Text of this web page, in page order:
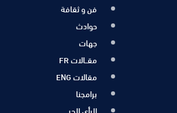
فن و ثقافة
حوادث
جهات
مقــالات FR
مقالات ENG
برامجنا